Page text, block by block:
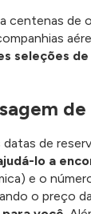
centenas de
seleções
de
lo a
e o
o preço